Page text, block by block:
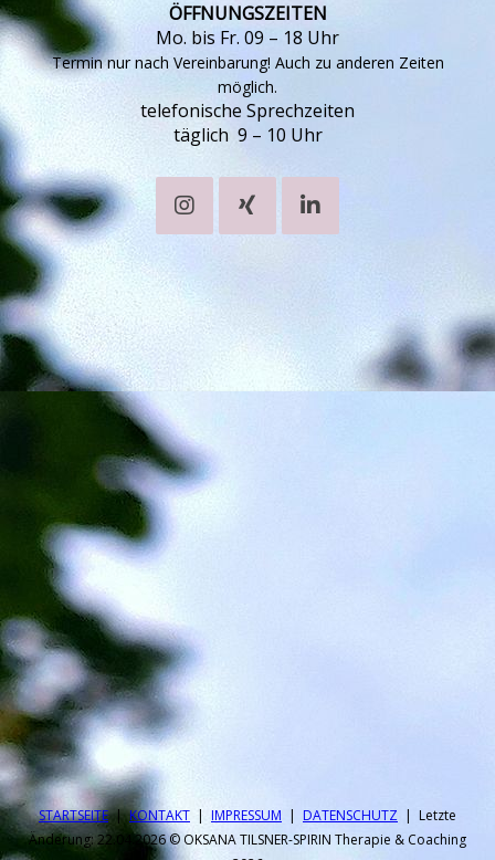
ÖFFNUNGSZEITEN
Mo. bis Fr. 09 – 18 Uhr
Termin nur nach Vereinbarung! Auch zu anderen Zeiten
möglich.
telefonische Sprechzeiten
täglich 9 – 10 Uhr
STARTSEITE|KONTAKT | IMPRESSUM | DATEN­SCHUTZ | Letzte
Änderung: 22.04.2026 © OKSANA TILSNER-SPIRIN Therapie & Coaching